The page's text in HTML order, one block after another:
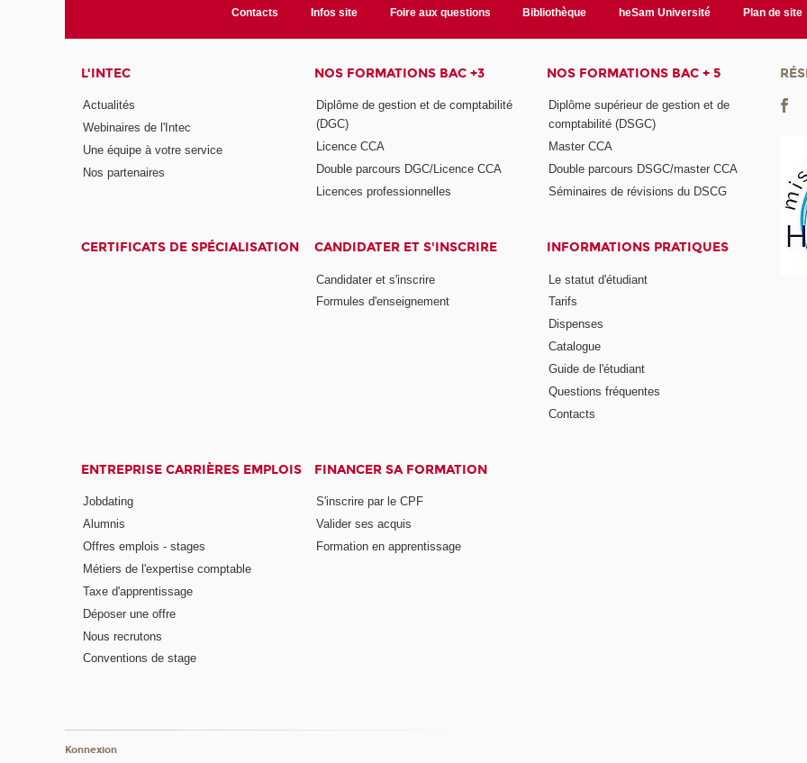
Contacts Infos site Foire aux questions Bibliothèque heSam Université Plan de site
L'INTEC
Actualités
Webinaires de l'Intec
Une équipe à votre service
Nos partenaires
NOS FORMATIONS BAC +3
Diplôme de gestion et de comptabilité
(DGC)
Licence CCA
Double parcours DGC/Licence CCA
Licences professionnelles
NOS FORMATIONS BAC + 5
Diplôme supérieur de gestion et de
comptabilité (DSGC)
Master CCA
Double parcours DSGC/master CCA
Séminaires de révisions du DSCG
CERTIFICATS DE SPÉCIALISATION CANDIDATER ET S'INSCRIRE
Candidater et s'inscrire
Formules d'enseignement
INFORMATIONS PRATIQUES
Le statut d'étudiant
Tarifs
Dispenses
Catalogue
Guide de l'étudiant
Questions fréquentes
Contacts
ENTREPRISE CARRIÈRES EMPLOIS
Jobdating
Alumnis
Offres emplois - stages
Métiers de l'expertise comptable
Taxe d'apprentissage
Déposer une offre
Nous recrutons
Conventions de stage
FINANCER SA FORMATION
S'inscrire par le CPF
Valider ses acquis
Formation en apprentissage
Konnexion